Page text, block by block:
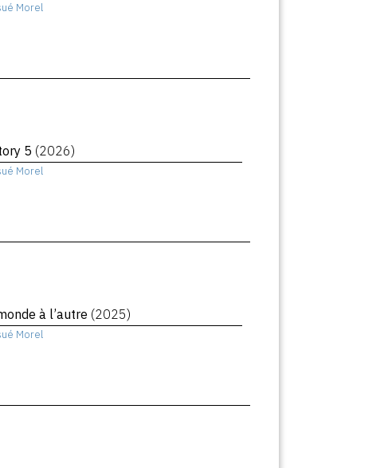
Morel
5 (2026)
Morel
à l’autre (2025)
Morel